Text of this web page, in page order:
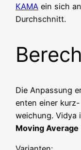
KAMA ein sich
Durchschnitt.
Die Anpas­sung
en­ten einer
wei­chung. Vidya
Moving Average